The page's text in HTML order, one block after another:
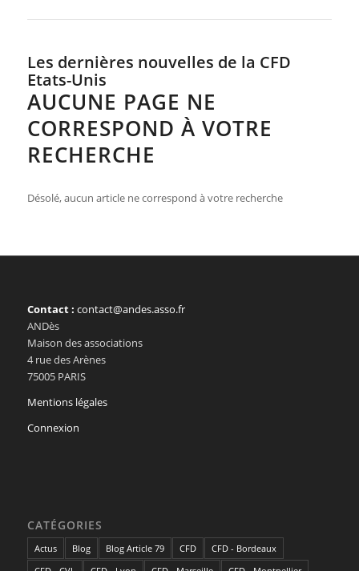
Les dernières nouvelles de la CFD
Etats-Unis
AUCUNE PAGE NE
CORRESPOND À VOTRE
RECHERCHE
Désolé, aucun article ne correspond à votre recherche
Contact : contact@andes.asso.fr
ANDès
Maison des associations
4 rue des Arènes
75005 PARIS
Mentions légales
Connexion
CATÉGORIES
Actus Blog Blog Article 79 CFD
CFD - Bordeaux